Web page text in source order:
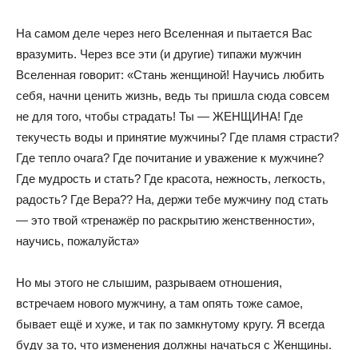
На самом деле через него Вселенная и пытается Вас
вразумить. Через все эти (и другие) типажи мужчин
Вселенная говорит: «Стань женщиной! Научись любить
себя, начни ценить жизнь, ведь ты пришла сюда совсем
не для того, чтобы страдать! Ты — ЖЕНЩИНА! Где
текучесть воды и принятие мужчины? Где пламя страсти?
Где тепло очага? Где почитание и уважение к мужчине?
Где мудрость и стать? Где красота, нежность, легкость,
радость? Где Вера?? На, держи тебе мужчину под стать
— это твой «тренажёр по раскрытию женственности»,
научись, пожалуйста»
Но мы этого не слышим, разрываем отношения,
встречаем нового мужчину, а там опять тоже самое,
бывает ещё и хуже, и так по замкнутому кругу. Я всегда
буду за то, что изменения должны начаться с Женщины.